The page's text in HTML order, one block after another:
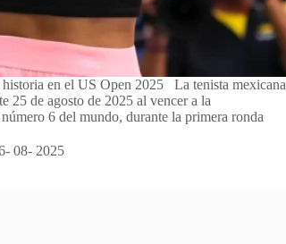
historia en el US Open 2025 La tenista mexicana
25 de agosto de 2025 al vencer a la
6 del mundo, durante la primera ronda
08- 2025